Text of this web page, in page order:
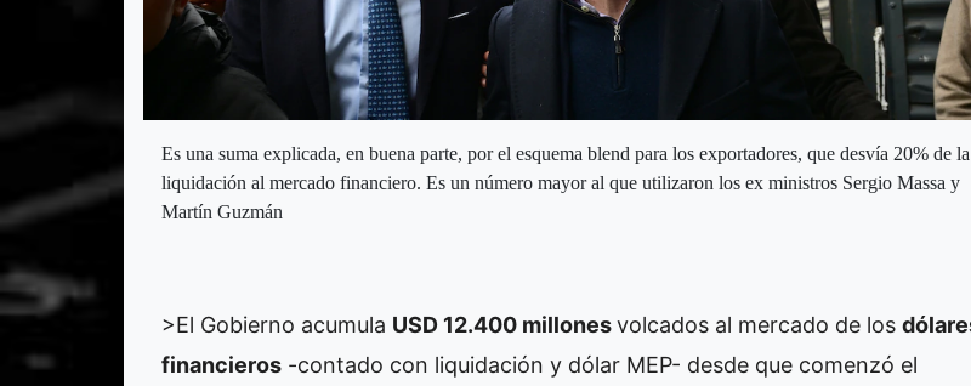
Es una suma explicada, en buena parte, por el esquema blend para los exportadores, que desvía 20% de la
liquidación al mercado financiero. Es un número mayor al que utilizaron los ex ministros Sergio Massa y
Martín Guzmán
>El Gobierno acumula USD 12.400 millonesvolcados al mercado de los
financieros -contado con liquidación y dólar MEP- desde que comenzó el